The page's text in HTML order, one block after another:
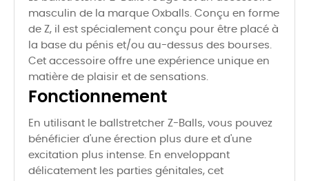
masculin de la marque Oxballs. Conçu en forme
de Z, il est spécialement conçu pour être placé à
la base du pénis et/ou au-dessus des bourses.
Cet accessoire offre une expérience unique en
matière de plaisir et de sensations.
Fonctionnement
En utilisant le ballstretcher Z-Balls, vous pouvez
bénéficier d'une érection plus dure et d'une
excitation plus intense. En enveloppant
délicatement les parties génitales, cet